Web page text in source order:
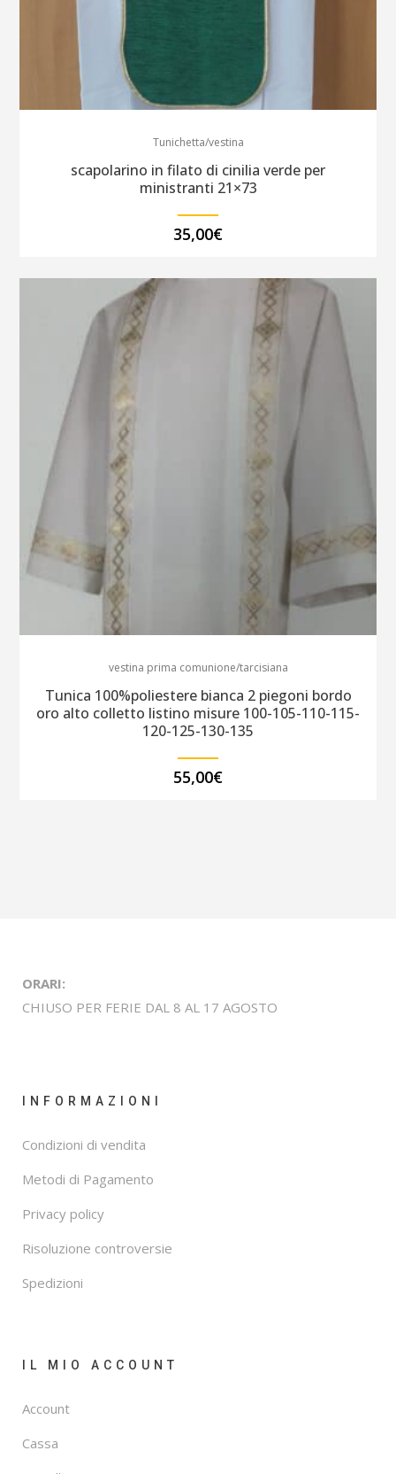
Tunichetta/vestina
scapolarino in filato di cinilia verde per
ministranti 21×73
35,00€
vestina prima comunione/tarcisiana
Tunica 100%poliestere bianca 2 piegoni bordo
oro alto colletto listino misure 100-105-110-115-
120-125-130-135
55,00€
ORARI:
CHIUSO PER FERIE DAL 8 AL 17 AGOSTO
INFORMAZIONI
Condizioni di vendita
Metodi di Pagamento
Privacy policy
Risoluzione controversie
Spedizioni
IL MIO ACCOUNT
Account
Cassa